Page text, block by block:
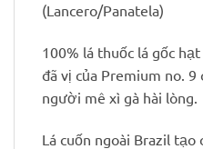
(Lancero/Panatela)
100% lá thuốc lá gốc
đã vị của Premium no. 9
người mê xì gà hài lòng.
Lá cuốn ngoài Brazil